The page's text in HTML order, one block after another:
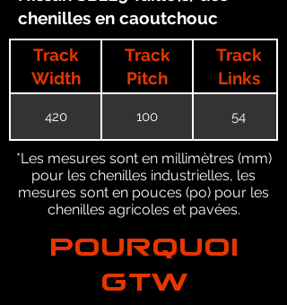
chenilles en caoutchouc
Track
Width
Track
Pitch
Track
Links
420 100 54
*Les mesures sont en millimètres (mm)
pour les chenilles industrielles, les
mesures sont en pouces (po) pour les
chenilles agricoles et pavées.
POURQUOI
GTW